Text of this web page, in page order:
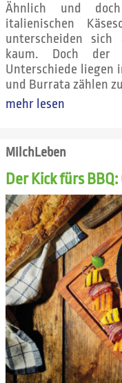
Ähnlich und
italienischen
unterscheiden
kaum. Doch der
Unterschiede liegen
und Burrata zählen
mehr lesen
Der Kick fürs
MilchLeben